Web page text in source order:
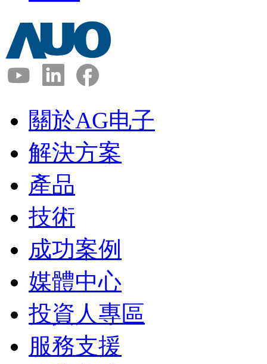
關於AG电子
解決方案
產品
技術
成功案例
媒體中心
投資人專區
服務支援